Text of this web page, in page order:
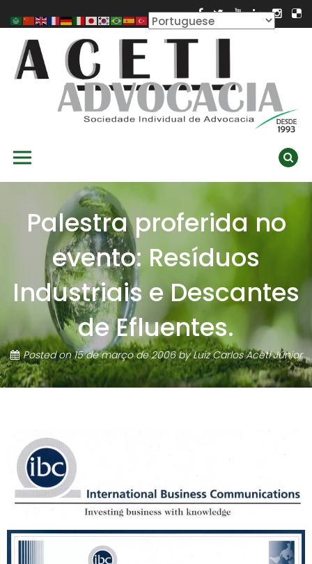
to
content
Palestra proferida no
evento: Resíduos
Industriais e Descantes
de Efluentes.
Posted on15 de março de 2006byLuiz Carlos Aceti Júnior